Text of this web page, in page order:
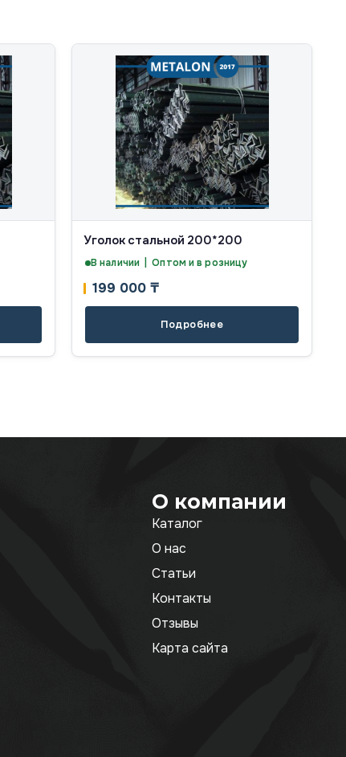
Уголок стальной 200*200
В наличии | Оптом и в розницу
199 000 ₸
Подробнее
О компании
Каталог
О нас
Статьи
Контакты
Отзывы
Карта сайта